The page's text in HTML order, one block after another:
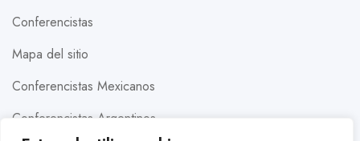
Conferencistas
Mapa del sitio
Conferencistas Mexicanos
Conferencistas Argentinos